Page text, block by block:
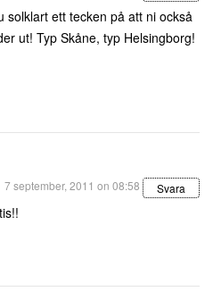
solklart ett tecken på att ni också
ut! Typ Skåne, typ Helsingborg!
7 september, 2011 on 08:58 Svara